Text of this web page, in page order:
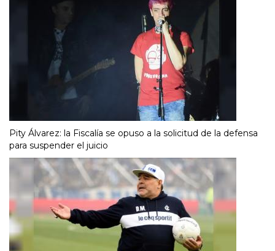
Pity Álvarez: la Fiscalía se opuso a la solicitud de la defensa
para suspender el juicio